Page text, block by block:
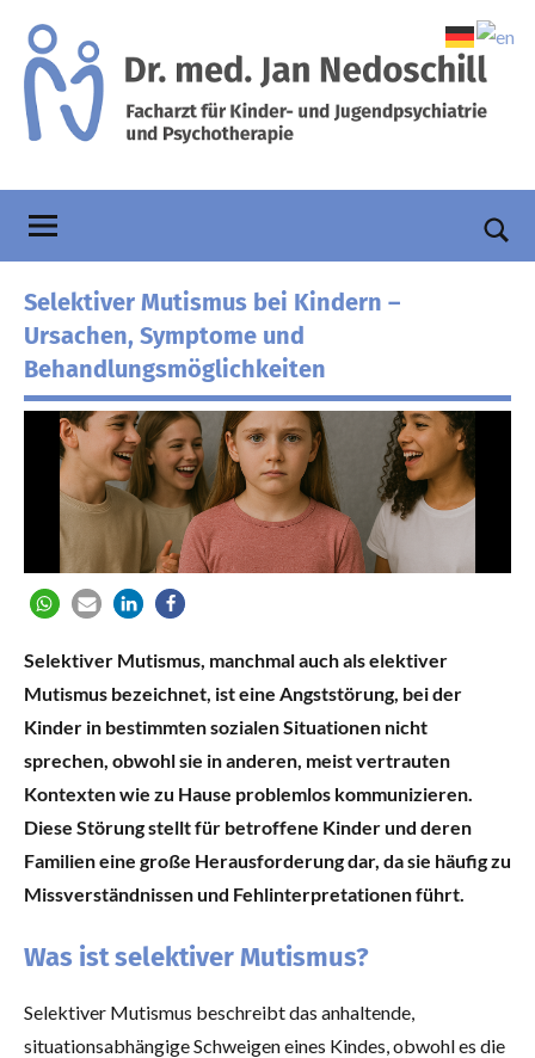
Inhalt
springen
Dr.
Nedoschill
für
Kinder-
und
Psychotherapie
Selektiver Mutismus bei Kindern –
Ursachen, Symptome und
Behandlungsmöglichkeiten
Selektiver Mutismus, manchmal auch als elektiver
Mutismus bezeichnet, ist eine Angststörung, bei der
Kinder in bestimmten sozialen Situationen nicht
sprechen, obwohl sie in anderen, meist vertrauten
Kontexten wie zu Hause problemlos kommunizieren.
Diese Störung stellt für betroffene Kinder und deren
Familien eine große Herausforderung dar, da sie häufig zu
Missverständnissen und Fehlinterpretationen führt.
Was ist selektiver Mutismus?
Selektiver Mutismus beschreibt das anhaltende,
situationsabhängige Schweigen eines Kindes, obwohl es die